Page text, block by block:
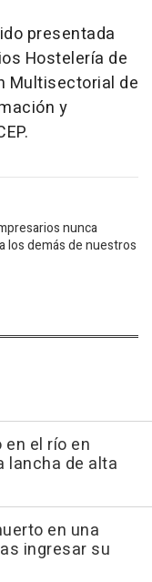
presentada
Hostelería de
Multisectorial de
y
nunca
los demás de nuestros
el río en
lancha de alta
en una
ingresar su